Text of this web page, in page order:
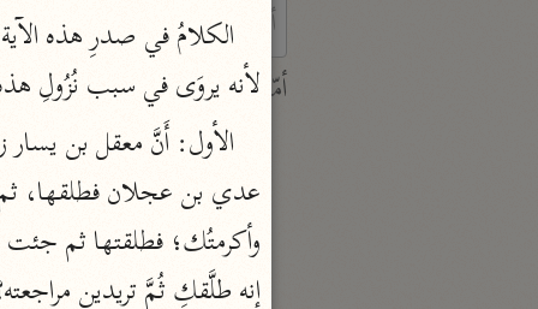
characters for results.
أمّهات
جامع البيان
ابن جرير الطبري (٣١٠ هـ)
نحو ٢٨ مجلدًا
تفسير القرآن العظيم
ابن كثير (٧٧٤ هـ)
الكلامُ في صدرِ هذه
لأنه يروَى في سبب نُزُولِ